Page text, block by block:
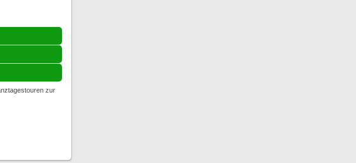
zur